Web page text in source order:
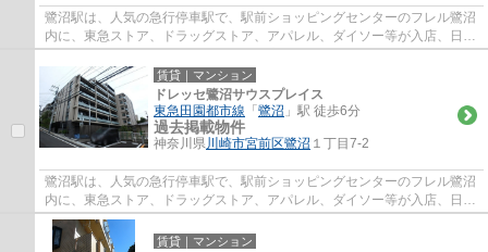
鷺沼駅は、人気の急行停車駅で、駅前ショッピングセンターのフレル鷺沼
内に、東急ストア、ドラッグストア、アパレル、ダイソー等が入店、日常
のお買い物に便利で、周辺には、飲食店街...
賃貸｜マンション
ドレッセ鷺沼サウスプレイス
東急田園都市線 「 鷺沼 」駅 徒歩6分
過去掲載物件
神奈川県川崎市宮前区鷺沼 １丁目7-2
鷺沼駅は、人気の急行停車駅で、駅前ショッピングセンターのフレル鷺沼
内に、東急ストア、ドラッグストア、アパレル、ダイソー等が入店、日常
のお買い物に便利で、周辺には、飲食店街...
賃貸｜マンション